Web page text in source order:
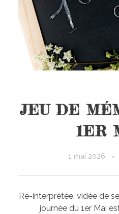
JEU DE
1ER
1 mai 2026
Ré-interprétée, vidée de
journée du 1er Mai